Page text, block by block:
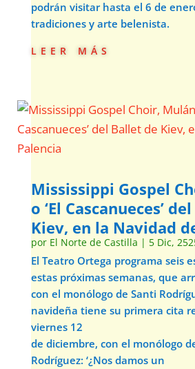
podrán visitar hasta el 6 de
tradiciones y arte belenista.
leer más
Mississippi Gospel
o ‘El Cascanueces’
Kiev, en la Navidad
por El Norte de Castilla | 5 Dic,
El Teatro Ortega programa seis
estas próximas semanas, que
con el monólogo de Santi
navideña tiene su primera cita
viernes 12
de diciembre, con el monólogo
Rodríguez: ‘¿Nos damos un